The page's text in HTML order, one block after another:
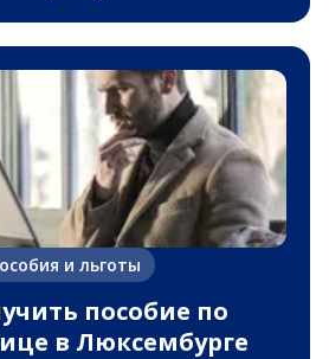
и льготы
пособие по
в Люксембурге